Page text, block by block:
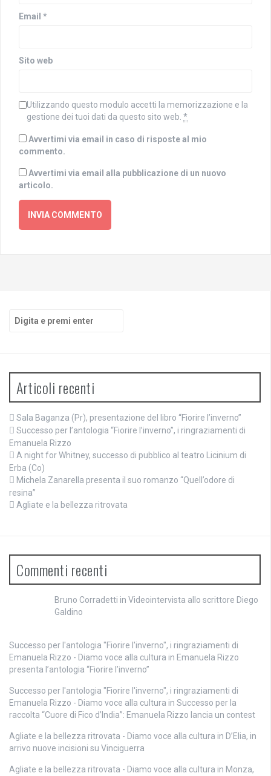
t
r
Email *
Sito web
Utilizzando questo modulo accetti la memorizzazione e la
gestione dei tuoi dati da questo sito web. *
Avvertimi via email in caso di risposte al mio
commento.
Avvertimi via email alla pubblicazione di un nuovo
articolo.
Cerca:
Articoli recenti
Sala Baganza (Pr), presentazione del libro “Fiorire l’inverno”
Successo per l’antologia “Fiorire l’inverno”, i ringraziamenti di
Emanuela Rizzo
A night for Whitney, successo di pubblico al teatro Licinium di
Erba (Co)
Michela Zanarella presenta il suo romanzo “Quell’odore di
resina”
Agliate e la bellezza ritrovata
Commenti recenti
Bruno Corradetti in Videointervista allo scrittore Diego
Galdino
Successo per l'antologia "Fiorire l'inverno", i ringraziamenti di
Emanuela Rizzo - Diamo voce alla cultura in Emanuela Rizzo
presenta l’antologia “Fiorire l’inverno”
Successo per l'antologia "Fiorire l'inverno", i ringraziamenti di
Emanuela Rizzo - Diamo voce alla cultura in Successo per la
raccolta “Cuore di Fico d’India”: Emanuela Rizzo lancia un contest
Agliate e la bellezza ritrovata - Diamo voce alla cultura in D’Elia, in
arrivo nuove incisioni su Vinciguerra
Agliate e la bellezza ritrovata - Diamo voce alla cultura in Monza,